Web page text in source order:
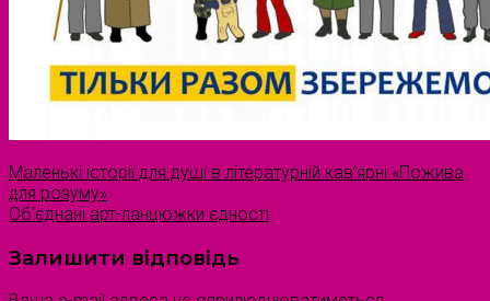
Маленькі історії для душі в літературній кав’ярні «Пожива
для розуму»
Об’єднані арт-ланцюжки єдності
Залишити відповідь